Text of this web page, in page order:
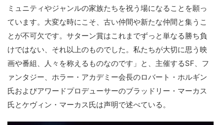
ミュニティやジャンルの家族たちを祝う場になることを願っ
ています。大変な時にこそ、古い仲間や新たな仲間と集うこ
とが不可欠です。サターン賞はこれまでずっと単なる勝ち負
けではない、それ以上のものでした。私たちが大切に思う映
画や番組、人々を称えるものなのです」と、主催するSF、フ
ァンタジー、ホラー・アカデミー会長のロバート・ホルギン
氏およびアワードプロデューサーのブラッドリー・マーカス
氏とケヴィン・マーカス氏は声明で述べている。